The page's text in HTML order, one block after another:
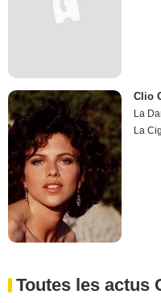
Clio
La
La
Toutes les actus